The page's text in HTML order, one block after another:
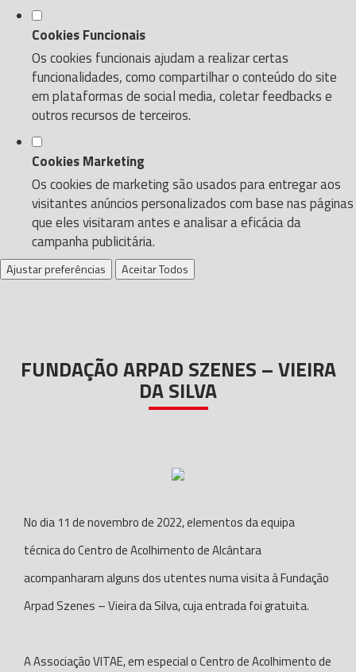
Cookies Funcionais
Os cookies funcionais ajudam a realizar certas
funcionalidades, como compartilhar o conteúdo do site
em plataformas de social media, coletar feedbacks e
outros recursos de terceiros.
Cookies Marketing
Os cookies de marketing são usados para entregar aos
visitantes anúncios personalizados com base nas páginas
que eles visitaram antes e analisar a eficácia da
campanha publicitária.
Ajustar preferências Aceitar Todos
FUNDAÇÃO ARPAD SZENES – VIEIRA
DA SILVA
No dia 11 de novembro de 2022, elementos da equipa
técnica do Centro de Acolhimento de Alcântara
acompanharam alguns dos utentes numa visita à Fundação
Arpad Szenes – Vieira da Silva, cuja entrada foi gratuita.
A Associação VITAE, em especial o Centro de Acolhimento de